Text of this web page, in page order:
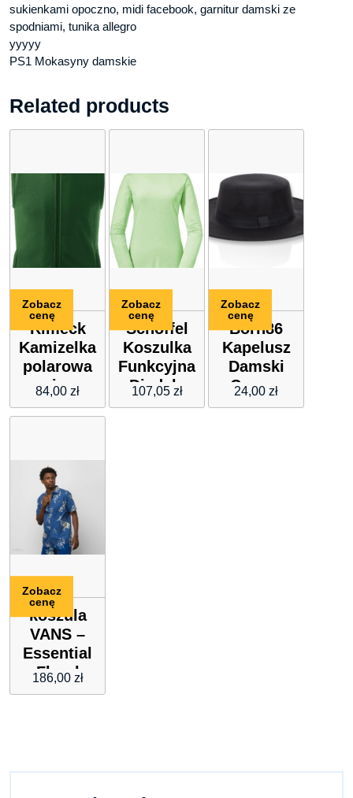
sukienkami opoczno, midi facebook, garnitur damski ze
spodniami, tunika allegro
yyyyy
PS1 Mokasyny damskie
Related products
Rimeck
Kamizelka
polarowa
unisex
518
84,00 zł
Zobacz
cenę
Schöffel
Koszulka
Funkcyjna
Disdale
Zielony
107,05 zł
Zobacz
cenę
Born86
Kapelusz
Damski
Czarny
24,00 zł
Zobacz
cenę
koszula
VANS –
Essential
Floral
Woven
186,00 zł
Zobacz
cenę